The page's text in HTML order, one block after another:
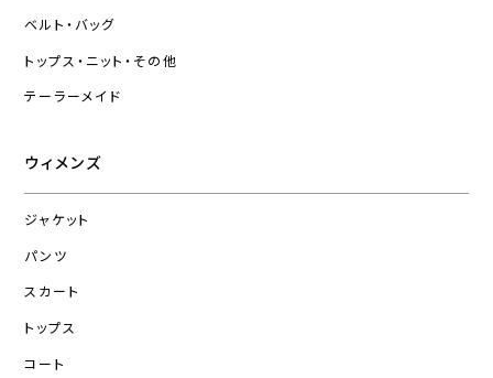
ベルト・バッグ
トップス・ニット・その他
テーラーメイド
ウィメンズ
ジャケット
パンツ
スカート
トップス
コート